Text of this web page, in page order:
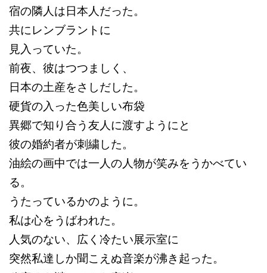
宿の隣人は日本人だった。
共にレンブラントに
見入っていた。
前夜、彼はつつましく、
日本の土産をさしだした。
硬貨の入った色美しい布袋
異郷で知り合う友人に渡すようにと
彼の婚約者が刺繍した。
油絵の画中では一人の人物が笑みをうかべてい
る。
うたっているかのように。
私は心をうばわれた。
人気のない、広く冷たい展示室に
突然私達しか聞こえぬ音楽が沸き起った。